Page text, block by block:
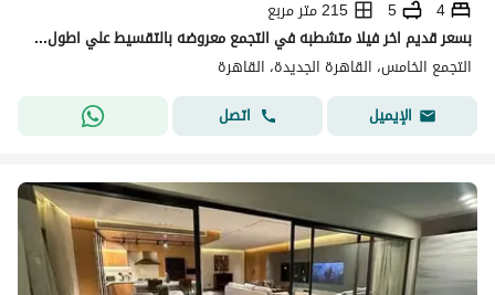
4
5
215 متر مربع
بسعر قديم اخر فيلا متشطبه في التجمع معروضه بالتقسيط علي اطول فتره سداد
التجمع الخامس، القاهرة الجديدة، القاهرة
الإيميل
اتصل